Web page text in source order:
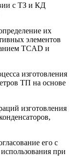
с ТЗ и КД
их
элементов
TCAD и
изготовления
ТП на основе
изготовления
его с
при